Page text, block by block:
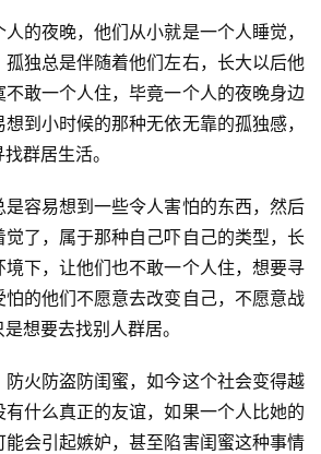
夜晚，他们从小就是一个人睡觉，
独总是伴随着他们左右，长大以后他
敢一个人住，毕竟一个人的夜晚身边
到小时候的那种无依无靠的孤独感，
群居生活。
容易想到一些令人害怕的东西，然后
了，属于那种自己吓自己的类型，长
下，让他们也不敢一个人住，想要寻
的他们不愿意去改变自己，不愿意战
想要去找别人群居。
火防盗防闺蜜，如今这个社会变得越
什么真正的友谊，如果一个人比她的
会引起嫉妒，甚至陷害闺蜜这种事情